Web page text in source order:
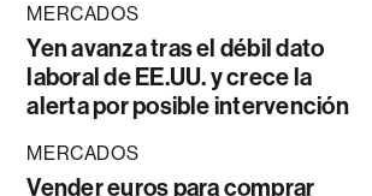
MERCADOS
Yen avanza tras el débil dato
laboral de EE.UU. y crece la
alerta por posible intervención
MERCADOS
Vender euros para comprar